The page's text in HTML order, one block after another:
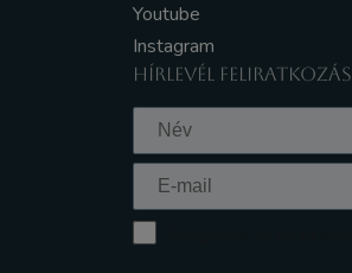
Youtube
Instagram
HÍRLEVÉL FELIRATKOZÁS